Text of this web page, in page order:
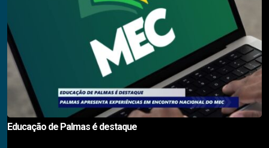
Educação de Palmas é destaque